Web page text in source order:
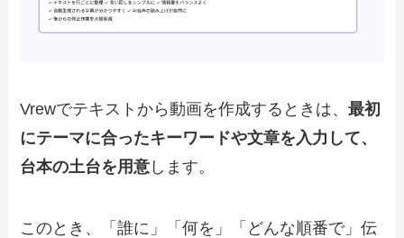
Vrewでテキストから動画を作成するときは、最初
にテーマに合ったキーワードや文章を入力して、
台本の土台を用意 します。
このとき、「誰に」「何を」「どんな順番で」伝